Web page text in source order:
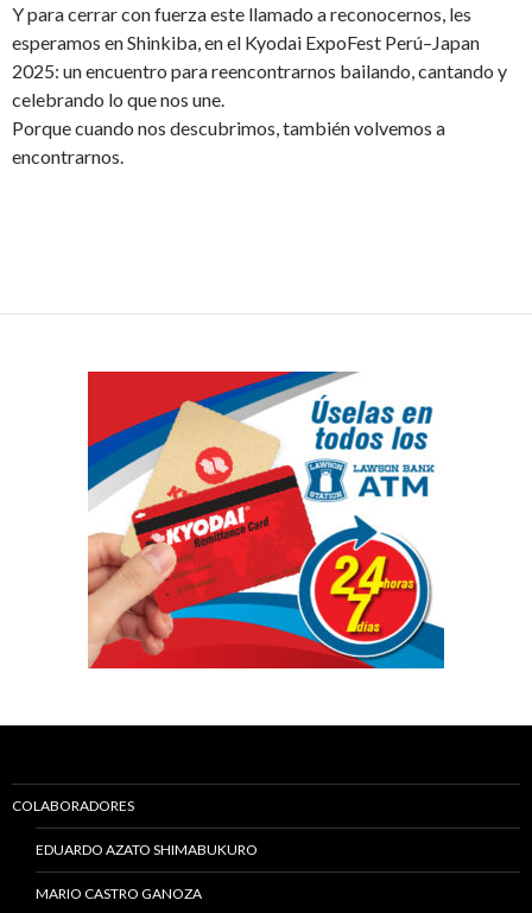
Y para cerrar con fuerza este llamado a reconocernos, les
esperamos en Shinkiba, en el Kyodai ExpoFest Perú–Japan
2025: un encuentro para reencontrarnos bailando, cantando y
celebrando lo que nos une.
Porque cuando nos descubrimos, también volvemos a
encontrarnos.
COLABORADORES
EDUARDO AZATO SHIMABUKURO
MARIO CASTRO GANOZA